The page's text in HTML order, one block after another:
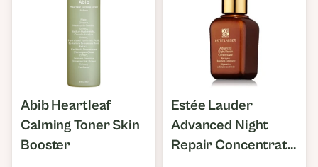
Abib Heartleaf
Calming Toner Skin
Booster
Estée Lauder
Advanced Night
Repair Concentrate